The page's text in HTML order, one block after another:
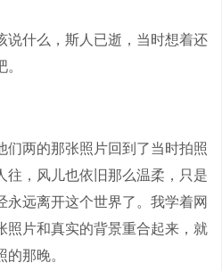
说什么，斯人已逝，当时想着还
们两的那张照片回到了当时拍照
往，风儿也依旧那么温柔，只是
永远离开这个世界了。我学着网
照片和真实的背景重合起来，就
那晚。